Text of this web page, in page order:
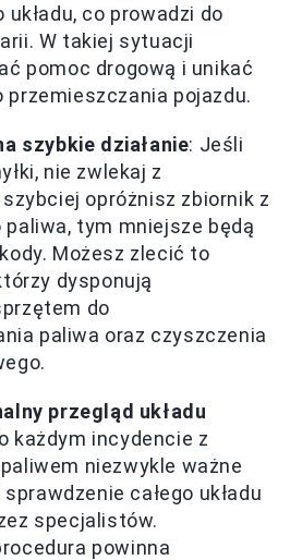
co prowadzi do
W takiej sytuacji
pomoc drogową i unikać
przemieszczania pojazdu.
szybkie działanie: Jeśli
nie zwlekaj z
szybciej opróżnisz zbiornik z
paliwa, tym mniejsze będą
Możesz zlecić to
dysponują
do
paliwa oraz czyszczenia
przegląd układu
każdym incydencie z
niezwykle ważne
całego układu
specjalistów.
powinna